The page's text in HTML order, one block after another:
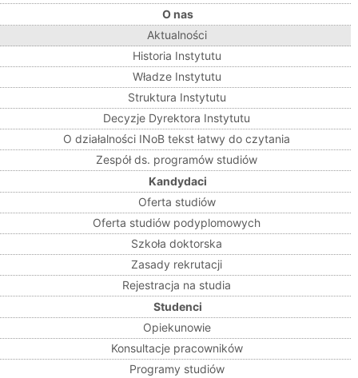
O nas
Aktualności
Historia Instytutu
Władze Instytutu
Struktura Instytutu
Decyzje Dyrektora Instytutu
O działalności INoB tekst łatwy do czytania
Zespół ds. programów studiów
Kandydaci
Oferta studiów
Oferta studiów podyplomowych
Szkoła doktorska
Zasady rekrutacji
Rejestracja na studia
Studenci
Opiekunowie
Konsultacje pracowników
Programy studiów